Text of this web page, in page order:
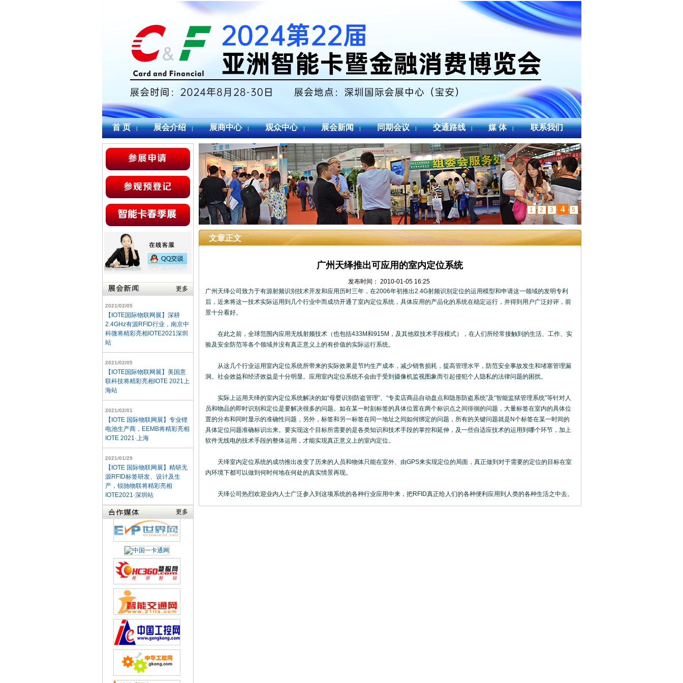
首 页 | 展会介绍 | 展商中心 | 观众中心 | 展会新闻 | 同期会议 | 交通路线 | 媒 体 | 联系我们
更多
2021/02/05
【IOTE国际物联网展】深耕
2.4GHz有源RFID行业，南京中
科微将精彩亮相IOTE2021深圳
站
2021/02/05
【IOTE国际物联网展】美国意
联科技将精彩亮相IOTE 2021上
海站
2021/02/01
【IOTE 国际物联网展】专业锂
电池生产商，EEMB将精彩亮相
IOTE 2021·上海
2021/01/29
【IOTE 国际物联网展】精研无
源RFID标签研发、设计及生
产，锐驰物联将精彩亮相
IOTE2021·深圳站
更多
1 2 3 4 5
文章正文
广州天绎推出可应用的室内定位系统
发布时间： 2010-01-05 16:25
广州天绎公司致力于有源射频识别技术开发和应用历时三年，在2006年初推出2.4G射频识别定位的运用模型和申请这一领域的发明专利
后，近来将这一技术实际运用到几个行业中而成功开通了室内定位系统，具体应用的产品化的系统在稳定运行，并得到用户广泛好评，前
景十分看好。
在此之前，全球范围内应用无线射频技术（也包括433M和915M，及其他双技术手段模式），在人们所经常接触到的生活、工作、实
验及安全防范等各个领域并没有真正意义上的有价值的实际运行系统。
从这几个行业运用室内定位系统所带来的实际效果是节约生产成本，减少销售损耗，提高管理水平，防范安全事故发生和堵塞管理漏
洞。社会效益和经济效益是十分明显。应用室内定位系统不会由于受到摄像机监视图象而引起侵犯个人隐私的法律问题的困扰。
实际上运用天绎的室内定位系统解决的如“母婴识别防盗管理”、“专卖店商品自动盘点和隐形防盗系统”及“智能监狱管理系统”等针对人
员和物品的即时识别和定位是要解决很多的问题。如在某一时刻标签的具体位置在两个标识点之间徘徊的问题，大量标签在室内的具体位
置的分布和同时显示的准确性问题，另外，标签和另一标签在同一地址之间如何绑定的问题，所有的关键问题就是N个标签在某一时间的
具体定位问题准确标识出来。要实现这个目标所需要的是各类知识和技术手段的掌控和延伸，及一些自适应技术的运用到哪个环节，加上
软件无线电的技术手段的整体运用，才能实现真正意义上的室内定位。
天绎室内定位系统的成功推出改变了历来的人员和物体只能在室外、由GPS来实现定位的局面，真正做到对于需要的定位的目标在室
内环境下都可以做到何时何地在何处的真实情景再现。
天绎公司热烈欢迎业内人士广泛参入到这项系统的各种行业应用中来，把RFID真正给人们的各种便利应用到人类的各种生活之中去。